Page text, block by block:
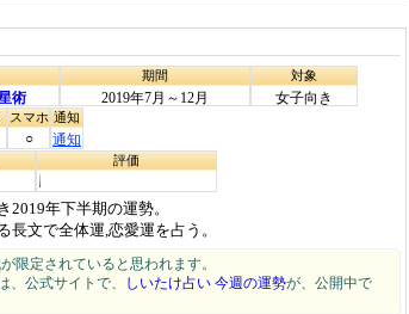
術
期間
2019年7月～12月
対象
女子向き
スマホ
○
通知
通知
評価
年下半期の運勢。
文で全体運,恋愛運を占う。
限定されていると思われます。
、公式サイトで、
しいたけ占い 今週の運勢が、公開中で